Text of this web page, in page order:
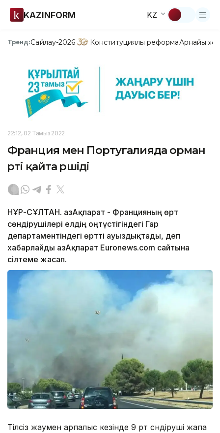
KAZINFORM KZ
Тренд:Сайлау-2026 Конституциялық реформаАрнайы
22:12, 02 Тамыз 2022
Франция мен Португалияда орман
өрті қайта өршіді
НҰР-СҰЛТАН. ҚазАқпарат - Францияның өрт
сөндірушілері елдің оңтүстігіндегі Гар
департаментіндегі өртті ауыздықтады, деп
хабарлайды ҚазАқпарат Euronews.com сайтына
сілтеме жасап.
Тілсіз жаумен арпалыс кезінде 9 өрт сөндіруші жапа